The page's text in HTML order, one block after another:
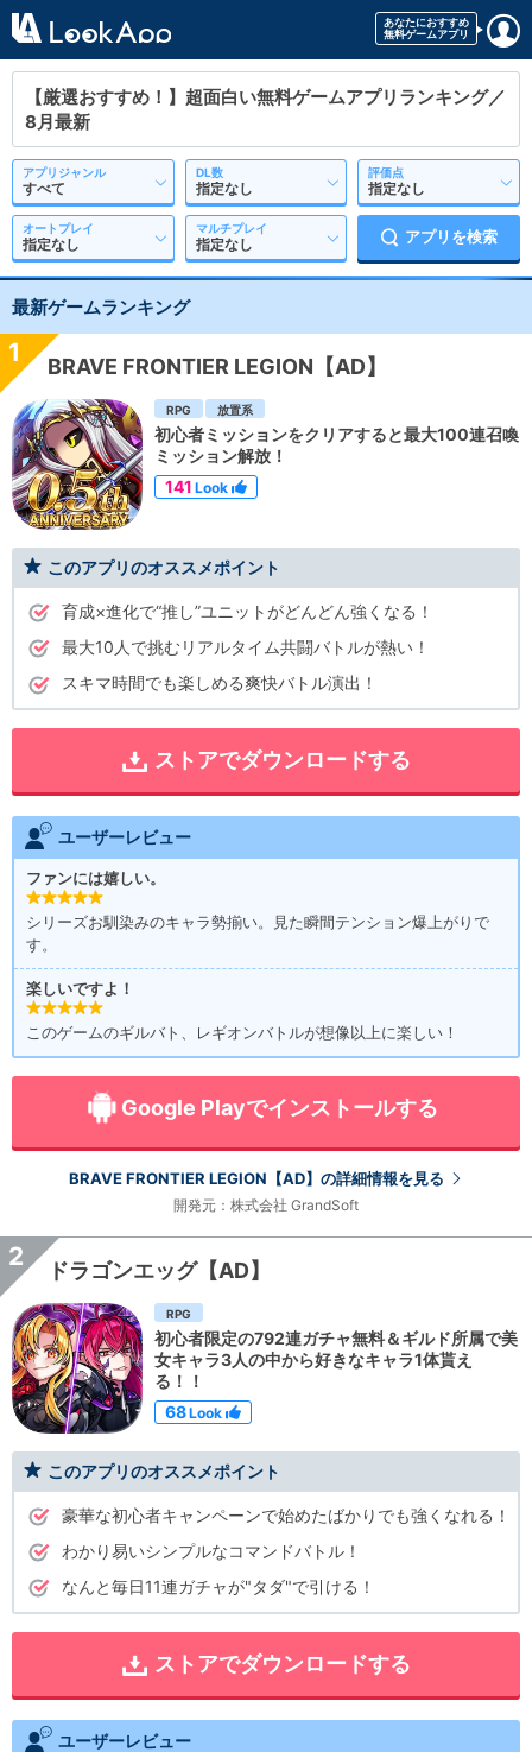
【厳選おすすめ！】超面白い無料ゲームアプリランキング／
8月最新
アプリジャンル DL数 評価点
オートプレイ マルチプレイ アプリを検索
最新ゲームランキング
1 BRAVE FRONTIER LEGION【AD】
RPG 放置系
初心者ミッションをクリアすると最大100連召喚
ミッション解放！
141 Look
このアプリのオススメポイント
育成×進化で“推し”ユニットがどんどん強くなる！
最大10人で挑むリアルタイム共闘バトルが熱い！
スキマ時間でも楽しめる爽快バトル演出！
ストアでダウンロードする
ユーザーレビュー
ファンには嬉しい。
シリーズお馴染みのキャラ勢揃い。見た瞬間テンション爆上がりで
す。
楽しいですよ！
このゲームのギルバト、レギオンバトルが想像以上に楽しい！
Google Playでインストールする
BRAVE FRONTIER LEGION【AD】の詳細情報を見る
開発元：株式会社 GrandSoft
2 ドラゴンエッグ【AD】
RPG
初心者限定の792連ガチャ無料＆ギルド所属で美
女キャラ3人の中から好きなキャラ1体貰え
る！！
68Look
このアプリのオススメポイント
豪華な初心者キャンペーンで始めたばかりでも強くなれる！
わかり易いシンプルなコマンドバトル！
なんと毎日11連ガチャが"タダ"で引ける！
ストアでダウンロードする
ユーザーレビュー